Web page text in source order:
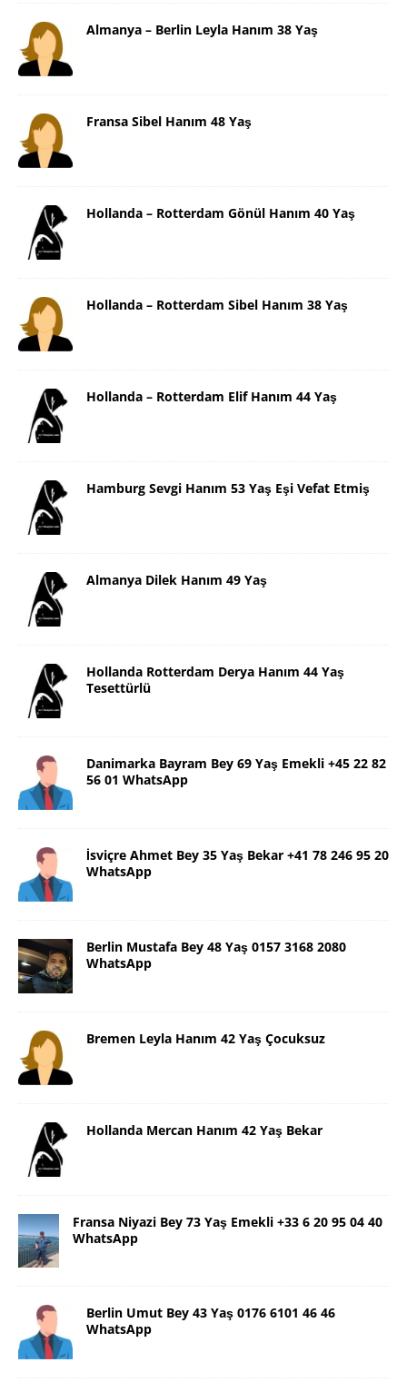
Almanya – Berlin Leyla Hanım 38 Yaş
Fransa Sibel Hanım 48 Yaş
Hollanda – Rotterdam Gönül Hanım 40 Yaş
Hollanda – Rotterdam Sibel Hanım 38 Yaş
Hollanda – Rotterdam Elif Hanım 44 Yaş
Hamburg Sevgi Hanım 53 Yaş Eşi Vefat Etmiş
Almanya Dilek Hanım 49 Yaş
Hollanda Rotterdam Derya Hanım 44 Yaş
Tesettürlü
Danimarka Bayram Bey 69 Yaş Emekli +45 22 82
56 01 WhatsApp
İsviçre Ahmet Bey 35 Yaş Bekar +41 78 246 95 20
WhatsApp
Berlin Mustafa Bey 48 Yaş 0157 3168 2080
WhatsApp
Bremen Leyla Hanım 42 Yaş Çocuksuz
Hollanda Mercan Hanım 42 Yaş Bekar
Fransa Niyazi Bey 73 Yaş Emekli +33 6 20 95 04 40
WhatsApp
Berlin Umut Bey 43 Yaş 0176 6101 46 46
WhatsApp